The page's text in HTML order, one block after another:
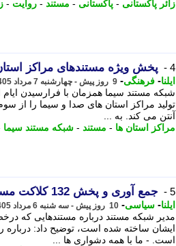
زائر پاکستانی - پاکستانی - مستند - روایت -
4 - پخش ویژه مستندهای مراکز
ایلنا- فرهنگی- 9 روز پیش - چهارشنبه 7 مرداد 1405، 09:47
شبکه مستند سیما همزمان با فرارسیدن
آنتن می کند. به ...
مراکز استان ها - مستند - شبکه مستند سیما
5 - جمع آوری و پخش 132 کلاکت مستند برای رهبر شهید
ایلنا- سیاسی- 10 روز پیش - سه شنبه 6 مرداد 1405، 12:12
مدیر شبکه مستند درباره مستندهایی که
ایشان ساخته شده است، توضیح داد:
است. - ما با همه دشواری ها ...